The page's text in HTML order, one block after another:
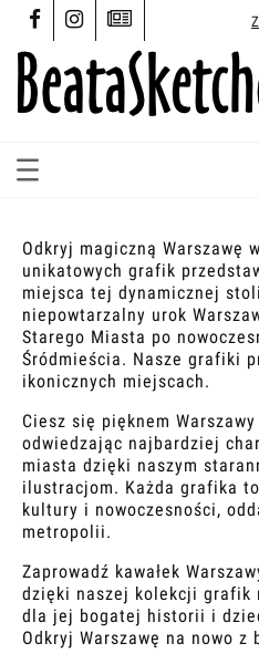
Odkryj magiczną Warszawę
unikatowych grafik
miejsca tej dynamicznej
niepowtarzalny urok
Starego Miasta po
Śródmieścia. Nasze grafiki
ikonicznych miejscach.
Ciesz się pięknem
odwiedzając najbardziej
miasta dzięki naszym
ilustracjom. Każda grafika
kultury i nowoczesności,
metropolii.
Zaprowadź kawałek
dzięki naszej kolekcji grafik
dla jej bogatej historii i
Odkryj Warszawę na nowo z